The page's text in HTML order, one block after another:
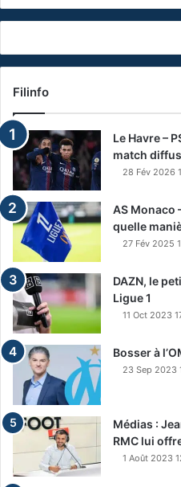
Filinfo
Le Havre –
match
28 Fév 2026
AS Monaco
quelle
27 Fév 2025
DAZN, le
Ligue 1
11 Oct 2023
Bosser à
23 Sep 2023
Médias :
RMC lui
1 Août 2023